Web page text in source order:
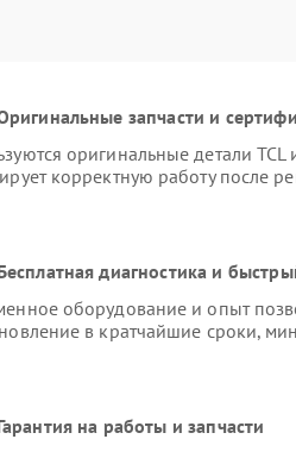
запчасти и
оригинальные детали
корректную работу после
диагностика и
оборудование и опыт
в кратчайшие сроки,
на работы и запчасти